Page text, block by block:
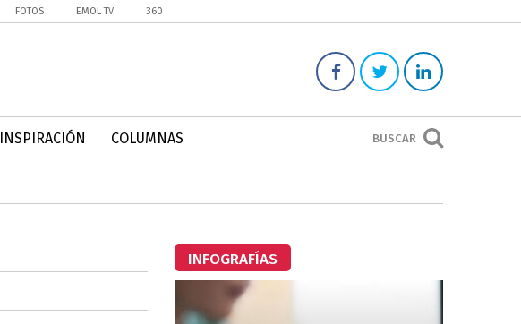
FOTOS EMOL TV 360
BUSCAR
INSPIRACIÓN COLUMNAS
INFOGRAFÍAS